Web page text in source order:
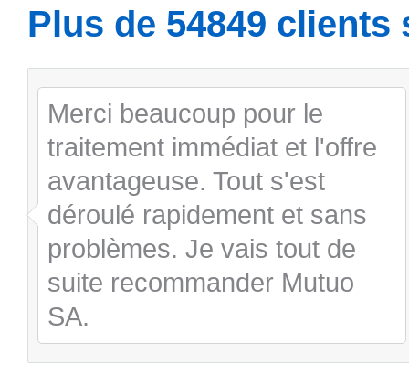
Plus de 54936 clients
Merci beaucoup pour le
traitement immédiat et l'offre
avantageuse. Tout s'est
déroulé rapidement et sans
problèmes. Je vais tout de
suite recommander Mutuo
SA.